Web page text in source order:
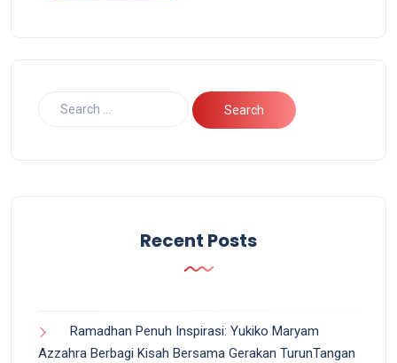
Recent Posts
Ramadhan Penuh Inspirasi: Yukiko Maryam
Azzahra Berbagi Kisah Bersama Gerakan TurunTangan